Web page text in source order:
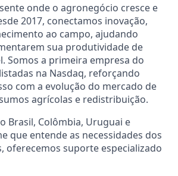
onde o agronegócio cresce e
2017, conectamos inovação,
ao campo, ajudando
sua produtividade de
Somos a primeira empresa do
na Nasdaq, reforçando
com a evolução do mercado de
agrícolas e redistribuição.
Brasil, Colômbia, Uruguai e
que entende as necessidades dos
oferecemos suporte especializado